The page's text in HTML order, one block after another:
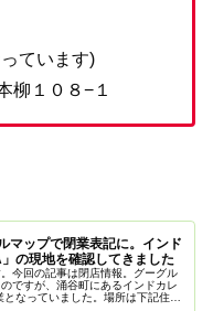
ています)
柳１０８−１
マップで閉業表記に。インド
の現地を確認してきました
今回の記事は閉店情報。グーグル
ですが、涌谷町にあるインドカレ
となっていました。場所は下記住